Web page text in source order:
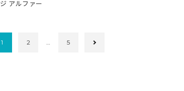
ジ アルファー
1 2 … 5